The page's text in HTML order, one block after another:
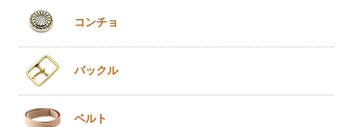
コンチョ
バックル
ベルト